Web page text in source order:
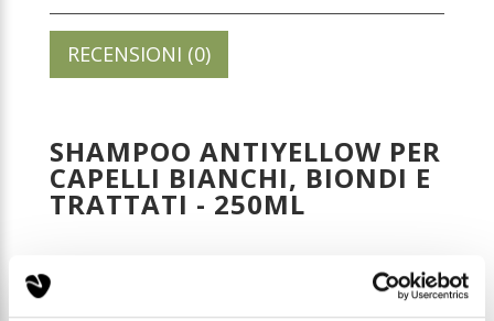
RECENSIONI (0)
SHAMPOO ANTIYELLOW PER
CAPELLI BIANCHI, BIONDI E
TRATTATI - 250ML
Codice: HC011